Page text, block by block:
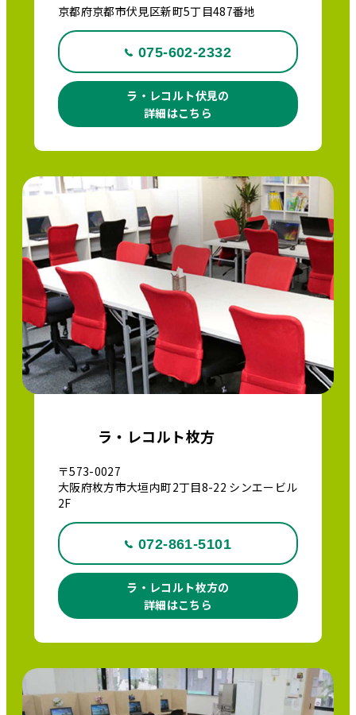
京都府京都市伏見区新町5丁目487番地
075-602-2332
ラ・レコルト伏見の
詳細はこちら
ラ・レコルト枚方
〒573-0027
大阪府枚方市大垣内町2丁目8-22 シンエービル
2F
072-861-5101
ラ・レコルト枚方の
詳細はこちら